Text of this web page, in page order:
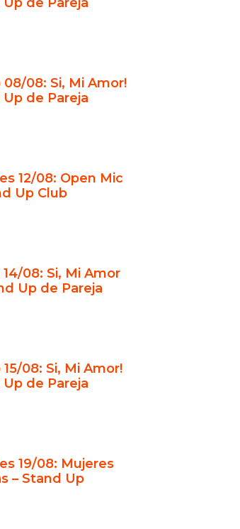
Privados
para Cada
El Humor
en
para
Opción para Tu
con
para Eventos
Stand Up Club
con Humor
del Teatro
Stand Up Club
08/08: Si, Mi Amor!
Up de Pareja
12/08: Open Mic
Up Club
08: Si, Mi Amor
Up de Pareja
08: Si, Mi Amor!
Up de Pareja
19/08: Mujeres
– Stand Up